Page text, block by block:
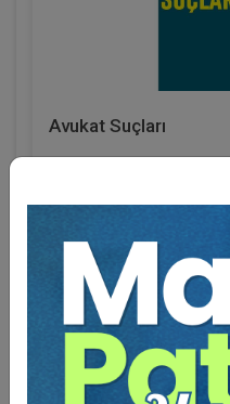
Avukat Suçları
Eğitmen Hakkında